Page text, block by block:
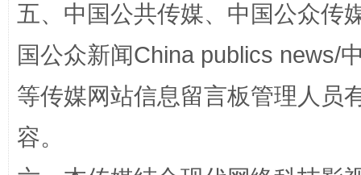
扯下公款旅游的“隐身衣” 如何以
五、中国公共传媒、中国公众传
国公众新闻China publics news/
等传媒网站信息留言板管理人员
容。